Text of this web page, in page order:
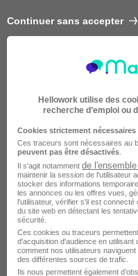
Continuer sans accepter
Hellowork utilise des
recherche d’emploi ou
Cookies strictement nécessaires
Ces traceurs sont nécessaires au
peuvent pas être désactivés
Il s'agit notamment de
maintenir la session de l'utilisateur
stocker des informations
les annonces ou les offres vues,
l'utilisateur, vérifier s'il est
du site web en détectant les
sécurité.
Ces cookies ou traceurs
d'acquisition d'audience en utilisant
comment nos utilisateurs
des différentes sources de trafic.
Ils nous permettent également